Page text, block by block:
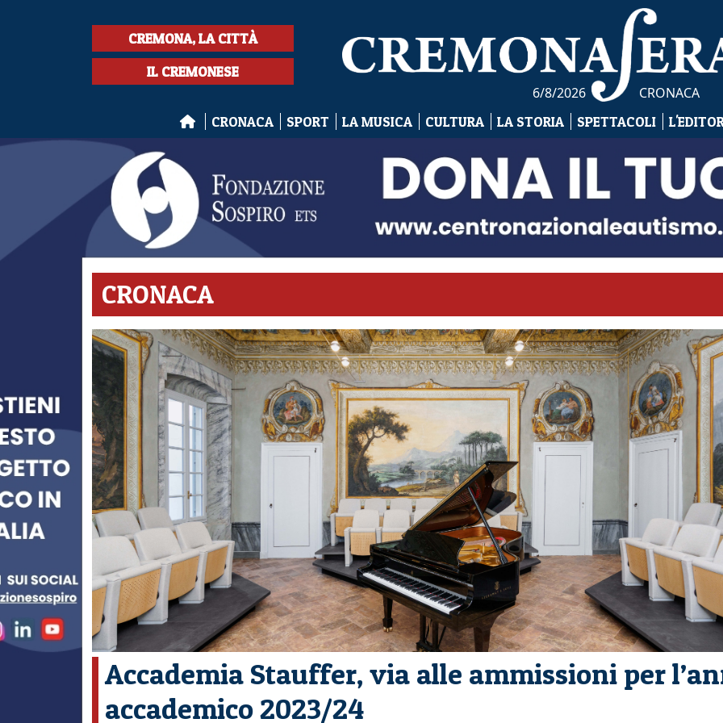
CREMONA, LA CITTÀ
IL CREMONESE
6/8/2026 CRONACA
CRONACA SPORT LA MUSICA CULTURA LA STORIA SPETTACOLI
CRONACA
Accademia Stauffer, via alle ammissioni per
accademico 2023/24